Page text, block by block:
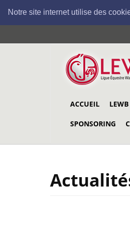
Notre site internet utilise des
au
ACCUEIL LEWB
SPONSORING